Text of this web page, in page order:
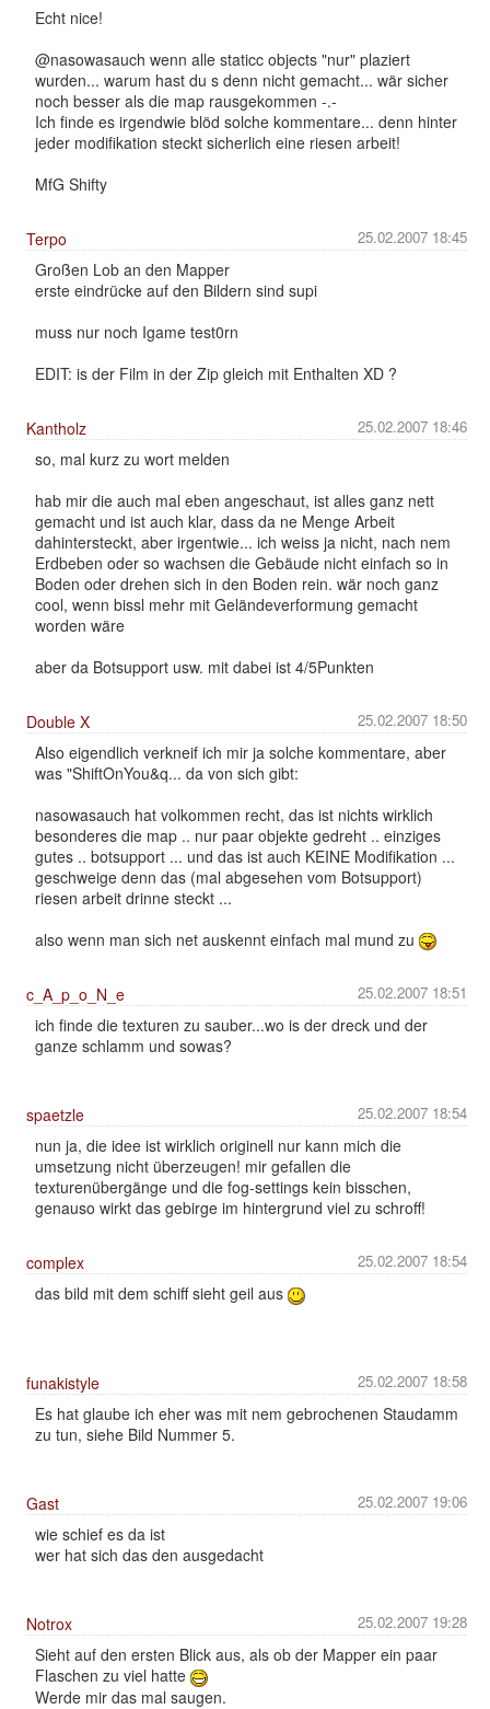
Echt nice!
@nasowasauch wenn alle staticc objects "nur" plaziert
wurden... warum hast du s denn nicht gemacht... wär sicher
noch besser als die map rausgekommen -.-
Ich finde es irgendwie blöd solche kommentare... denn hinter
jeder modifikation steckt sicherlich eine riesen arbeit!
MfG Shifty
25.02.2007 18:45
Terpo
Großen Lob an den Mapper
erste eindrücke auf den Bildern sind supi
muss nur noch Igame test0rn
EDIT: is der Film in der Zip gleich mit Enthalten XD ?
25.02.2007 18:46
Kantholz
so, mal kurz zu wort melden
hab mir die auch mal eben angeschaut, ist alles ganz nett
gemacht und ist auch klar, dass da ne Menge Arbeit
dahintersteckt, aber irgentwie... ich weiss ja nicht, nach nem
Erdbeben oder so wachsen die Gebäude nicht einfach so in
Boden oder drehen sich in den Boden rein. wär noch ganz
cool, wenn bissl mehr mit Geländeverformung gemacht
worden wäre
aber da Botsupport usw. mit dabei ist 4/5Punkten
25.02.2007 18:50
Double X
Also eigendlich verkneif ich mir ja solche kommentare, aber
was "ShiftOnYou&q... da von sich gibt:
nasowasauch hat volkommen recht, das ist nichts wirklich
besonderes die map .. nur paar objekte gedreht .. einziges
gutes .. botsupport ... und das ist auch KEINE Modifikation ...
geschweige denn das (mal abgesehen vom Botsupport)
riesen arbeit drinne steckt ...
also wenn man sich net auskennt einfach mal mund zu
25.02.2007 18:51
c_A_p_o_N_e
ich finde die texturen zu sauber...wo is der dreck und der
ganze schlamm und sowas?
25.02.2007 18:54
spaetzle
nun ja, die idee ist wirklich originell nur kann mich die
umsetzung nicht überzeugen! mir gefallen die
texturenübergänge und die fog-settings kein bisschen,
genauso wirkt das gebirge im hintergrund viel zu schroff!
25.02.2007 18:54
complex
das bild mit dem schiff sieht geil aus
25.02.2007 18:58
funakistyle
Es hat glaube ich eher was mit nem gebrochenen Staudamm
zu tun, siehe Bild Nummer 5.
25.02.2007 19:06
Gast
wie schief es da ist
wer hat sich das den ausgedacht
25.02.2007 19:28
Notrox
Sieht auf den ersten Blick aus, als ob der Mapper ein paar
Flaschen zu viel hatte
Werde mir das mal saugen.